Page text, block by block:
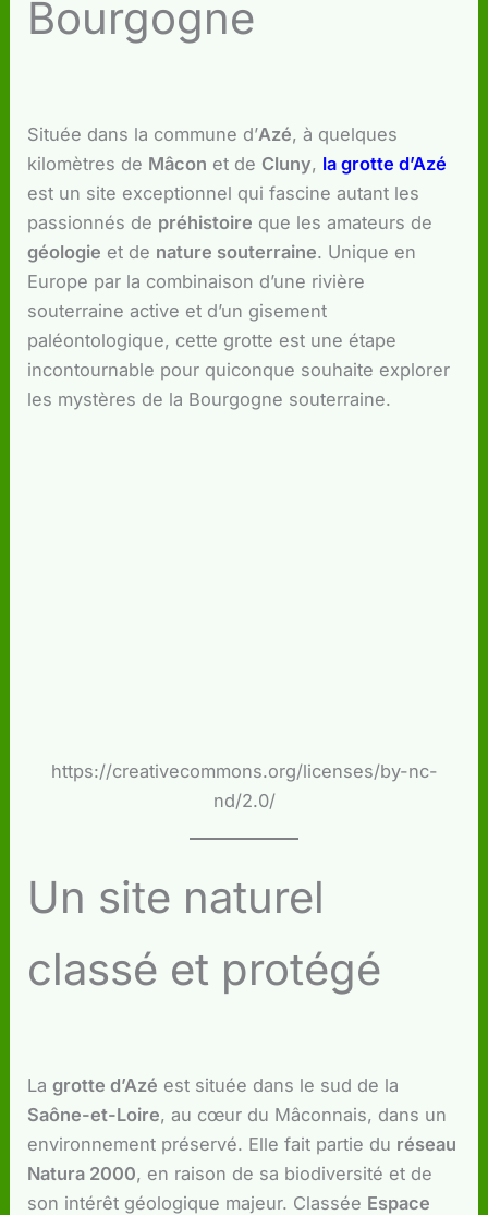
Bourgogne
Située dans la commune d’Azé, à quelques
kilomètres de Mâcon et de Cluny, la grotte d’Azé
est un site exceptionnel qui fascine autant les
passionnés de préhistoire que les amateurs de
géologie et de nature souterraine. Unique en
Europe par la combinaison d’une rivière
souterraine active et d’un gisement
paléontologique, cette grotte est une étape
incontournable pour quiconque souhaite explorer
les mystères de la Bourgogne souterraine.
https://creativecommons.org/licenses/by-nc-
nd/2.0/
Un site naturel
classé et protégé
Lagrotte d’Azé est située dans le sud de la
Saône-et-Loire, au cœur du Mâconnais, dans un
environnement préservé. Elle fait partie du réseau
Natura 2000, en raison de sa biodiversité et de
son intérêt géologique majeur. Classée Espace